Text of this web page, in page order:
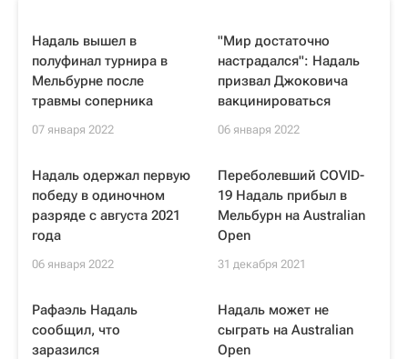
Надаль вышел в
полуфинал турнира в
Мельбурне после
травмы соперника
07 января 2022
"Мир достаточно
настрадался": Надаль
призвал Джоковича
вакцинироваться
06 января 2022
Надаль одержал первую
победу в одиночном
разряде с августа 2021
года
06 января 2022
Переболевший COVID-
19 Надаль прибыл в
Мельбурн на Australian
Open
31 декабря 2021
Рафаэль Надаль
сообщил, что
заразился
Надаль может не
сыграть на Australian
Open